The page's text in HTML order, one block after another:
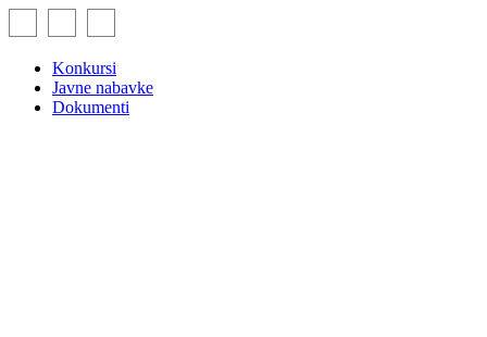
to
Konkursi
Javne nabavke
Dokumenti